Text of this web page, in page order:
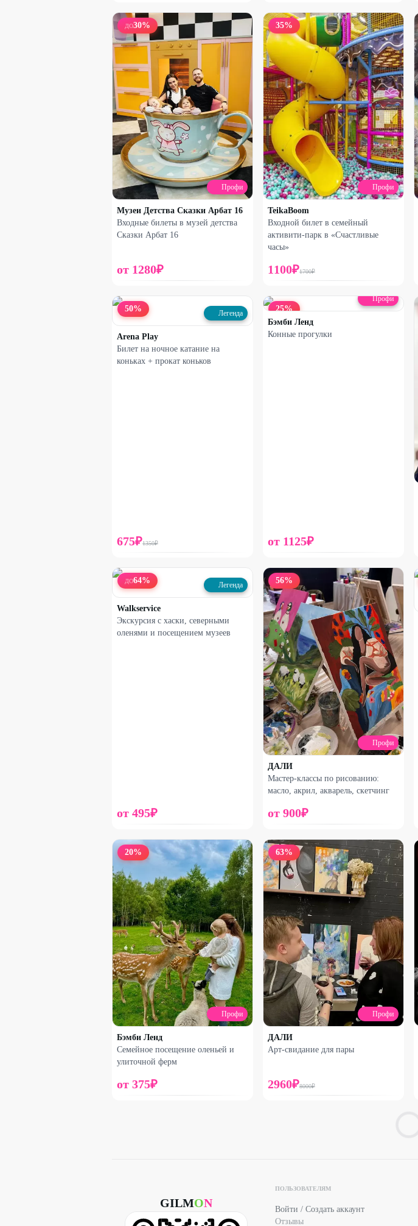
ДО30%
Профи
Музеи Детства Сказки Арбат 16
Входные билеты в музей детства
Сказки Арбат 16
от 1280₽
35%
Профи
TeikaBoom
Входной билет в семейный
активити-парк в «Счастливые
часы»
1100₽1700₽
50% Легенда
Arena Play
Билет на ночное катание на
коньках + прокат коньков
675₽1350₽
25%
Профи
Бэмби Ленд
Конные прогулки
от 1125₽
ДО64% Легенда
Walkservice
Экскурсия с хаски, северными
оленями и посещением музеев
от 495₽
56%
Профи
ДАЛИ
Мастер-классы по рисованию:
масло, акрил, акварель, скетчинг
от 900₽
20%
Профи
Бэмби Ленд
Семейное посещение оленьей и
улиточной ферм
от 375₽
63%
Профи
ДАЛИ
Арт-свидание для пары
2960₽8000₽
GILMON
ПОЛЬЗОВАТЕЛЯМ
Войти / Создать аккаунт
Отзывы